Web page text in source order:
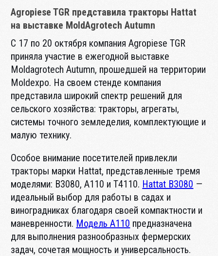
Agropiese TGR представила тракторы Hattat
на выставке MoldAgrotech Autumn
С 17 по 20 октября компания Agropiese TGR
приняла участие в ежегодной выставке
Moldagrotech Autumn, прошедшей на территории
Moldexpo. На своем стенде компания
представила широкий спектр решений для
сельского хозяйства: тракторы, агрегаты,
системы точного земледелия, комплектующие и
малую технику.
Особое внимание посетителей привлекли
тракторы марки Hattat, представленные тремя
моделями: B3080, A110 и T4110. Hattat B3080 —
идеальный выбор для работы в садах и
виноградниках благодаря своей компактности и
маневренности. Модель A110 предназначена
для выполнения разнообразных фермерских
задач, сочетая мощность и универсальность.